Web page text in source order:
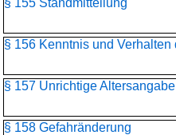
§ 155 Standmitteilung
§ 156 Kenntnis und
§ 157 Unrichtige Altersangabe
§ 158 Gefahränderung